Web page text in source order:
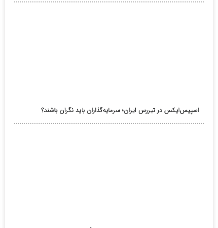
اسپیس‌ایکس در تیررس ایران؛ سرمایه‌گذاران باید نگران باشند؟